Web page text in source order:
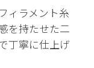
ィラメント糸
を持たせた二
丁寧に仕上げ